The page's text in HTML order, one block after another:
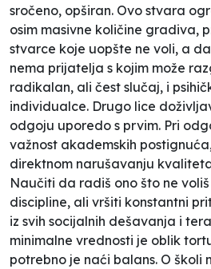
sročeno, opširan. Ovo stvara
osim masivne količine gradiva,
stvarce koje uopšte ne voli, a
nema prijatelja s kojim može
radikalan, ali čest slučaj, i
individualce. Drugo lice
odgoju uporedo s prvim. Pri
važnost akademskih
direktnom narušavanju
Naučiti da radiš ono što ne
discipline, ali vršiti konstantni
iz svih socijalnih dešavanja i
minimalne vrednosti je oblik
potrebno je naći balans. O školi